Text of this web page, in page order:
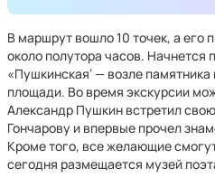
В маршрут вошло 10 точек, а его
около полутора часов. Начнется
«Пушкинская‘ — возле
площади. Во время экскурсии
Александр Пушкин встретил
Гончарову и впервые прочел
Кроме того, все желающие
сегодня размещается музей